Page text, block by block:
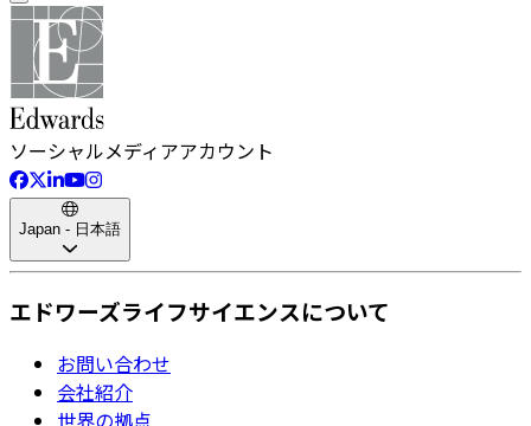
ソーシャルメディアアカウント
Japan - 日本語
エドワーズライフサイエンスについて
お問い合わせ
会社紹介
世界の拠点